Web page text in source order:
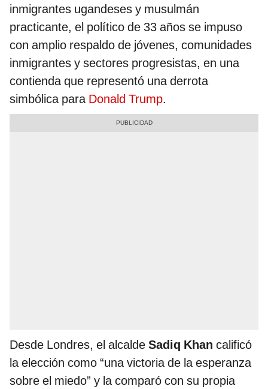
inmigrantes ugandeses y musulmán
practicante, el político de 33 años se impuso
con amplio respaldo de jóvenes, comunidades
inmigrantes y sectores progresistas, en una
contienda que representó una derrota
simbólica para Donald Trump.
Desde Londres, el alcalde Sadiq Khan calificó
la elección como “una victoria de la esperanza
sobre el miedo” y la comparó con su propia